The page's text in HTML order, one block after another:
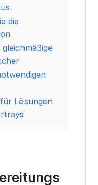
die
Lösungen